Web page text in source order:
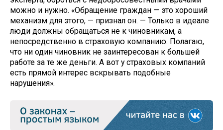
можно и нужно. «Обращение граждан — это хороший
механизм для этого, — признал он. — Только в идеале
люди должны обращаться не к чиновникам, а
непосредственно в страховую компанию. Полагаю,
что ни один чиновник не заинтересован к большей
работе за те же деньги. А вот у страховых компаний
есть прямой интерес вскрывать подобные
нарушения».